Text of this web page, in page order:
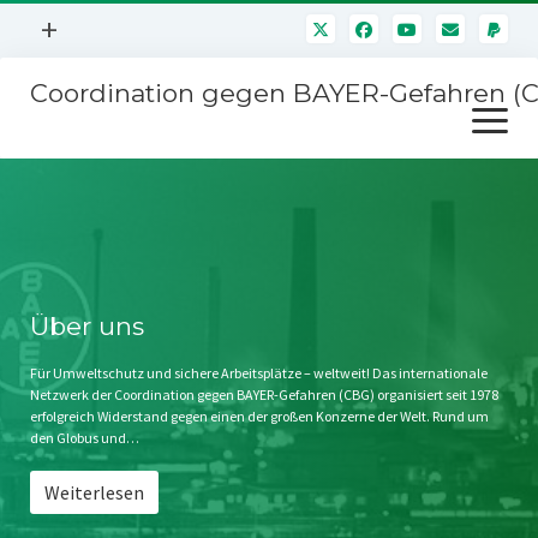
Menü
+
Mitmachen
Kontakt
Impressum
Störfälle
Coordination gegen BAYER-Gefahren
Menü
öffnen
Stichwort BAYER
Jahrestagung
SPENDEN
Über uns
Für Umweltschutz und sichere Arbeitsplätze – weltweit! Das internationale
Netzwerk der Coordination gegen BAYER-Gefahren (CBG) organisiert seit 1978
erfolgreich Widerstand gegen einen der großen Konzerne der Welt. Rund um
den Globus und…
Weiterlesen